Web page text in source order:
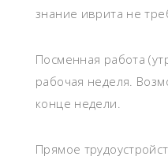
знание иврита не
Посменная работа
рабочая неделя.
конце недели.
Прямое